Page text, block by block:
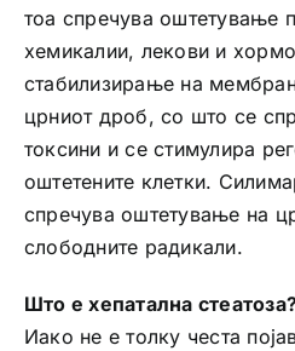
тоа спречува оштетување
хемикалии, лекови и
стабилизирање на
црниот дроб, со што се
токсини и се стимулира
оштетените клетки.
спречува оштетување на
слободните радикали.
Што е хепатална
Иако не е толку честа